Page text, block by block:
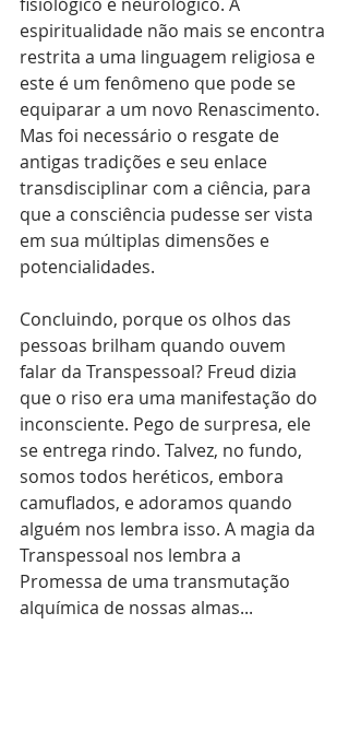
espiritualidade não mais se encontra
restrita a uma linguagem religiosa e
este é um fenômeno que pode se
equiparar a um novo Renascimento.
Mas foi necessário o resgate de
antigas tradições e seu enlace
transdisciplinar com a ciência, para
que a consciência pudesse ser vista
em sua múltiplas dimensões e
potencialidades.
Concluindo, porque os olhos das
pessoas brilham quando ouvem
falar da Transpessoal? Freud dizia
que o riso era uma manifestação do
inconsciente. Pego de surpresa, ele
se entrega rindo. Talvez, no fundo,
somos todos heréticos, embora
camuflados, e adoramos quando
alguém nos lembra isso. A magia da
Transpessoal nos lembra a
Promessa de uma transmutação
alquímica de nossas almas...